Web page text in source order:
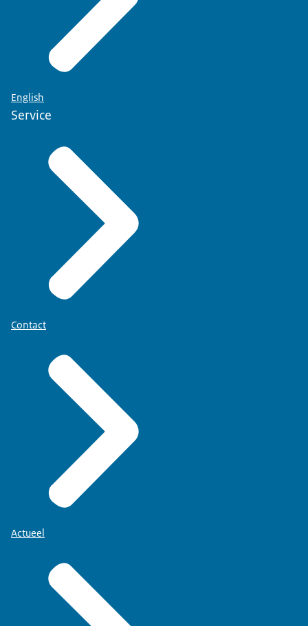
English
Service
Contact
Actueel